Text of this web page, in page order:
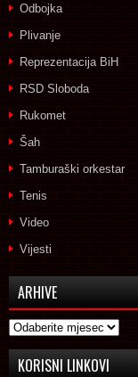
Odbojka
Plivanje
Reprezentacija BiH
RSD Sloboda
Rukomet
Šah
Tamburaški orkestar
Tenis
Video
Vijesti
ARHIVE
Arhive
KORISNI LINKOVI